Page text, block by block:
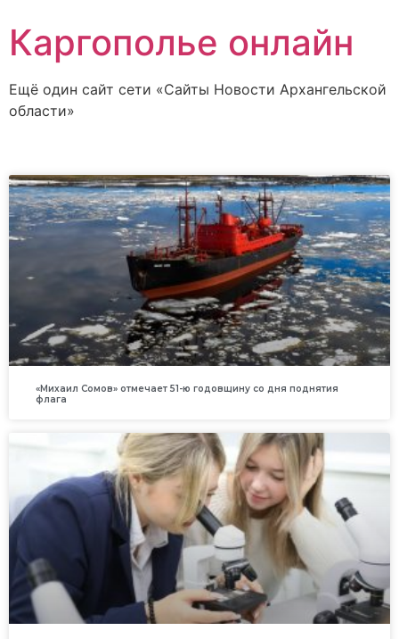
Каргополье онлайн
Ещё один сайт сети «Сайты Новости Архангельской
области»
«Михаил Сомов» отмечает 51-ю годовщину со дня поднятия
флага